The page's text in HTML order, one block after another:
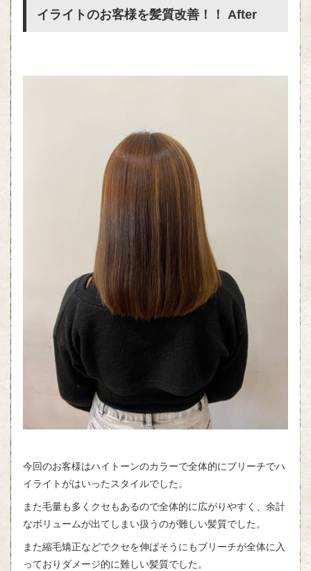
イライトのお客様を髪質改善！！ After
今回のお客様はハイトーンのカラーで全体的にブリーチでハ
イライトがはいったスタイルでした。
また毛量も多くクセもあるので全体的に広がりやすく、余計
なボリュームが出てしまい扱うのが難しい髪質でした。
また縮毛矯正などでクセを伸ばそうにもブリーチが全体に入
っておりダメージ的に難しい髪質でした。